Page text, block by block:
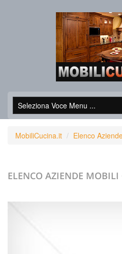
MobiliCucina.it Elenco
ELENCO AZIENDE MOBILI